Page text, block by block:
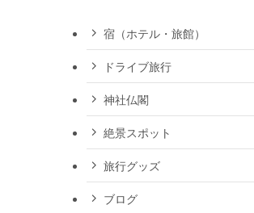
宿（ホテル・旅館）
ドライブ旅行
神社仏閣
絶景スポット
旅行グッズ
ブログ